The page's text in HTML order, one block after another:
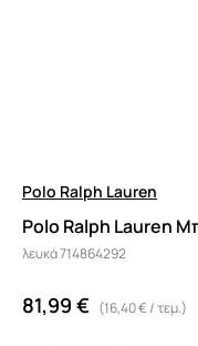
Polo Ralph Lauren
Polo Ralph Lauren
λευκά 714864292
81,99 € (16,40 € / τεμ.)